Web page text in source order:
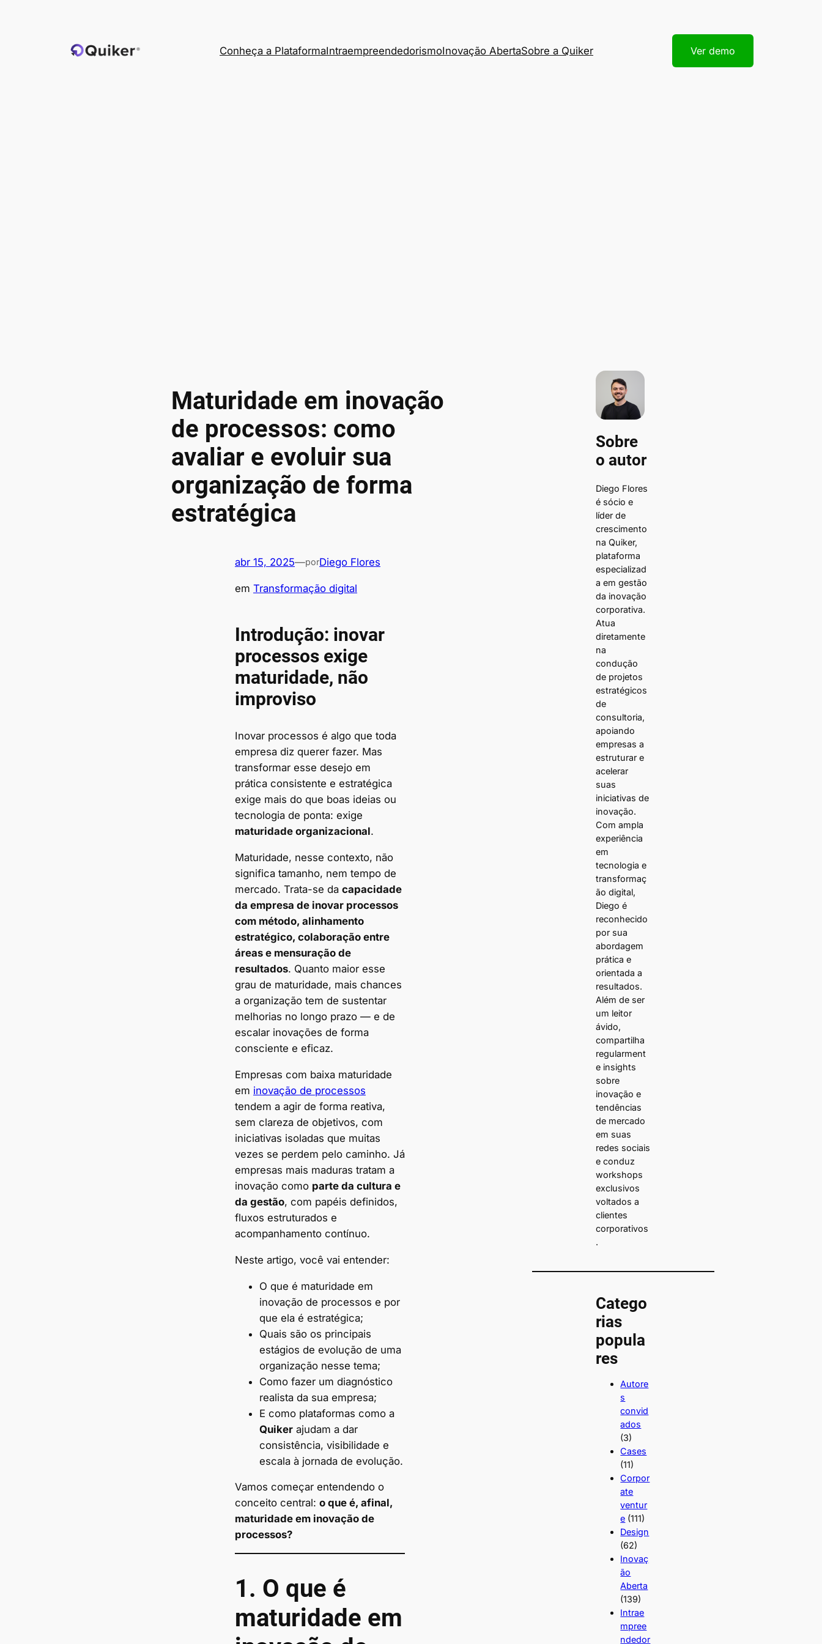
Conheça a PlataformaIntraempreendedorismoInovação AbertaSobre a Quiker Ver demo
Maturidade em inovação
de processos: como
avaliar e evoluir sua
organização de forma
estratégica
abr 15, 2025—porDiego Flores
em Transformação digital
Introdução: inovar
processos exige
maturidade, não
improviso
Inovar processos é algo que toda
empresa diz querer fazer. Mas
transformar esse desejo em
prática consistente e estratégica
exige mais do que boas ideias ou
tecnologia de ponta: exige
maturidade organizacional.
Maturidade, nesse contexto, não
significa tamanho, nem tempo de
mercado. Trata-se da capacidade
da empresa de inovar processos
com método, alinhamento
estratégico, colaboração entre
áreas e mensuração de
resultados. Quanto maior esse
grau de maturidade, mais chances
a organização tem de sustentar
melhorias no longo prazo — e de
escalar inovações de forma
consciente e eficaz.
Empresas com baixa maturidade
em inovação de processos
tendem a agir de forma reativa,
sem clareza de objetivos, com
iniciativas isoladas que muitas
vezes se perdem pelo caminho. Já
empresas mais maduras tratam a
inovação como parte da cultura e
da gestão, com papéis definidos,
fluxos estruturados e
acompanhamento contínuo.
Neste artigo, você vai entender:
O que é maturidade em
inovação de processos e por
que ela é estratégica;
Quais são os principais
estágios de evolução de uma
organização nesse tema;
Como fazer um diagnóstico
realista da sua empresa;
E como plataformas como a
Quiker ajudam a dar
consistência, visibilidade e
escala à jornada de evolução.
Vamos começar entendendo o
conceito central: o que é, afinal,
maturidade em inovação de
processos?
1. O que é
maturidade em
Sobre
o autor
Diego Flores
é sócio e
líder de
crescimento
na Quiker,
plataforma
especializad
a em gestão
da inovação
corporativa.
Atua
diretamente
na
condução
de projetos
estratégicos
de
consultoria,
apoiando
empresas a
estruturar e
acelerar
suas
iniciativas de
inovação.
Com ampla
experiência
em
tecnologia e
transformaç
ão digital,
Diego é
reconhecido
por sua
abordagem
prática e
orientada a
resultados.
Além de ser
um leitor
ávido,
compartilha
regularment
e insights
sobre
inovação e
tendências
de mercado
em suas
redes sociais
e conduz
workshops
exclusivos
voltados a
clientes
corporativos
.
Catego
rias
popula
res
Autore
s
convid
ados
(3)
Cases
(11)
Corpor
ate
ventur
e (111)
Design
(62)
Inovaç
ão
Aberta
(139)
Intrae
mpree
ndedor